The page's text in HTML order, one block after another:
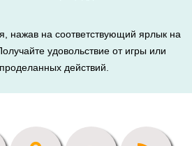
нажав на соответствующий ярлык на
удовольствие от игры или
действий.